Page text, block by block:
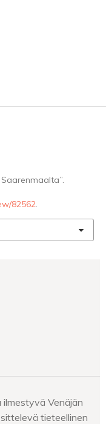
82562.
ilmestyvä Venäjän
tieteellinen